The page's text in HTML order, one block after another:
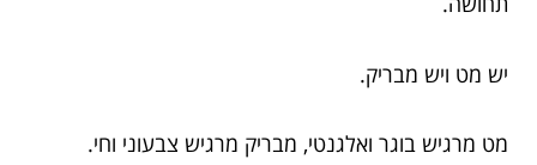
יש מט ויש מבריק.
מט מרגיש בוגר ואלגנטי, מבריק מרגיש צבעוני וחי.